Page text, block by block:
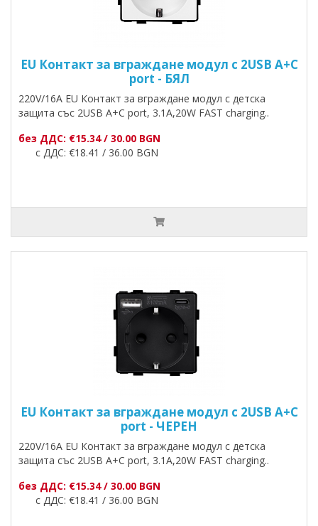
EU Контакт за вграждане модул с 2USB A+C
port - БЯЛ
220V/16A EU Контакт за вграждане модул с детска
защита със 2USB A+C port, 3.1A,20W FAST charging..
без ДДС: €15.34 / 30.00 BGN
с ДДС: €18.41 / 36.00 BGN
EU Контакт за вграждане модул с 2USB A+C
port - ЧЕРЕН
220V/16A EU Контакт за вграждане модул с детска
защита със 2USB A+C port, 3.1A,20W FAST charging..
без ДДС: €15.34 / 30.00 BGN
с ДДС: €18.41 / 36.00 BGN